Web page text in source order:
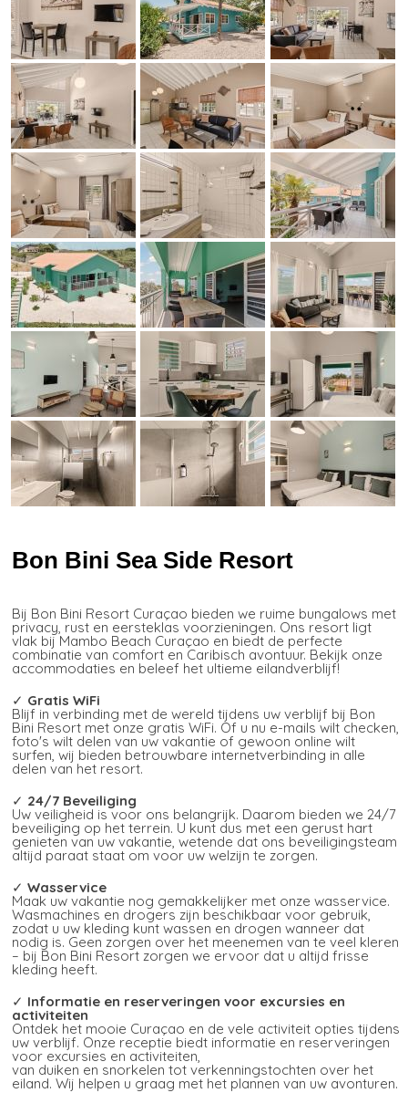
Bon Bini Sea Side Resort
Bij Bon Bini Resort Curaçao bieden we ruime bungalows met
privacy, rust en eersteklas voorzieningen. Ons resort ligt
vlak bij Mambo Beach Curaçao en biedt de perfecte
combinatie van comfort en Caribisch avontuur. Bekijk onze
accommodaties en beleef het ultieme eilandverblijf!
✓ Gratis WiFi
Blijf in verbinding met de wereld tijdens uw verblijf bij Bon
Bini Resort met onze gratis WiFi. Of u nu e-mails wilt checken,
foto's wilt delen van uw vakantie of gewoon online wilt
surfen, wij bieden betrouwbare internetverbinding in alle
delen van het resort.
✓ 24/7 Beveiliging
Uw veiligheid is voor ons belangrijk. Daarom bieden we 24/7
beveiliging op het terrein. U kunt dus met een gerust hart
genieten van uw vakantie, wetende dat ons beveiligingsteam
altijd paraat staat om voor uw welzijn te zorgen.
✓Wasservice
Maak uw vakantie nog gemakkelijker met onze wasservice.
Wasmachines en drogers zijn beschikbaar voor gebruik,
zodat u uw kleding kunt wassen en drogen wanneer dat
nodig is. Geen zorgen over het meenemen van te veel kleren
– bij Bon Bini Resort zorgen we ervoor dat u altijd frisse
kleding heeft.
✓ Informatie en reserveringen voor excursies en
activiteiten
Ontdek het mooie Curaçao en de vele activiteit opties tijdens
uw verblijf. Onze receptie biedt informatie en reserveringen
voor excursies en activiteiten,
van duiken en snorkelen tot verkenningstochten over het
eiland. Wij helpen u graag met het plannen van uw avonturen.